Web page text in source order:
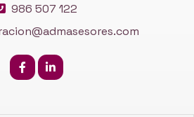
986 507 122